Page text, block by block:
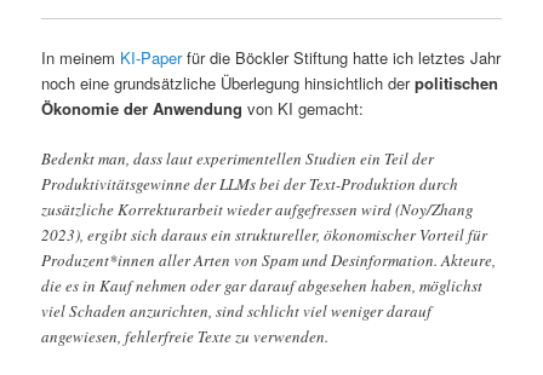
In meinem KI-Paperfür die Böckler Stiftung hatte ich letztes Jahr
noch eine grundsätzliche Überlegung hinsichtlich derpolitischen
Ökonomie der Anwendung von KI gemacht:
Bedenkt man, dass laut experimentellen Studien ein Teil der
Produktivitätsgewinne der LLMs bei der Text-Produktion durch
zusätzliche Korrekturarbeit wieder aufgefressen wird (Noy/Zhang
2023), ergibt sich daraus ein struktureller, ökonomischer Vorteil für
Produzent*innen aller Arten von Spam und Desinformation. Akteure,
die es in Kauf nehmen oder gar darauf abgesehen haben, möglichst
viel Schaden anzurichten, sind schlicht viel weniger darauf
angewiesen, fehlerfreie Texte zu verwenden.